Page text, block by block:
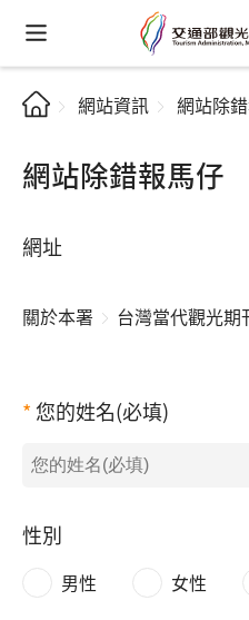
網站資訊 網站除
網站除錯報馬仔
網址
關於本署 台灣當代觀光期
您的姓名(必填)
性別
男性 女性